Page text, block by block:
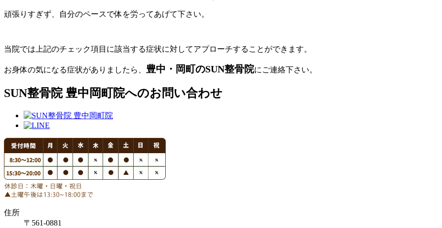
頑張りすぎず、自分のペースで体を労ってあげて下さい。
当院では上記のチェック項目に該当する症状に対してアプローチすることができます。
お身体の気になる症状がありましたら、 豊中・岡町のSUN整骨院にご連絡下さい。
SUN整骨院 豊中岡町院へのお問い合わせ
住所
〒561-0881